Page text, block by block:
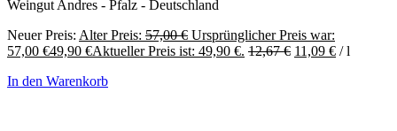
Weingut Andres - Pfalz - Deutschland
Neuer Preis: Alter Preis: 57,00€ Ursprünglicher Preis war:
57,00 €49,90 €Aktueller Preis ist: 49,90 €. 12,67€ 11,09 € /l
In den Warenkorb